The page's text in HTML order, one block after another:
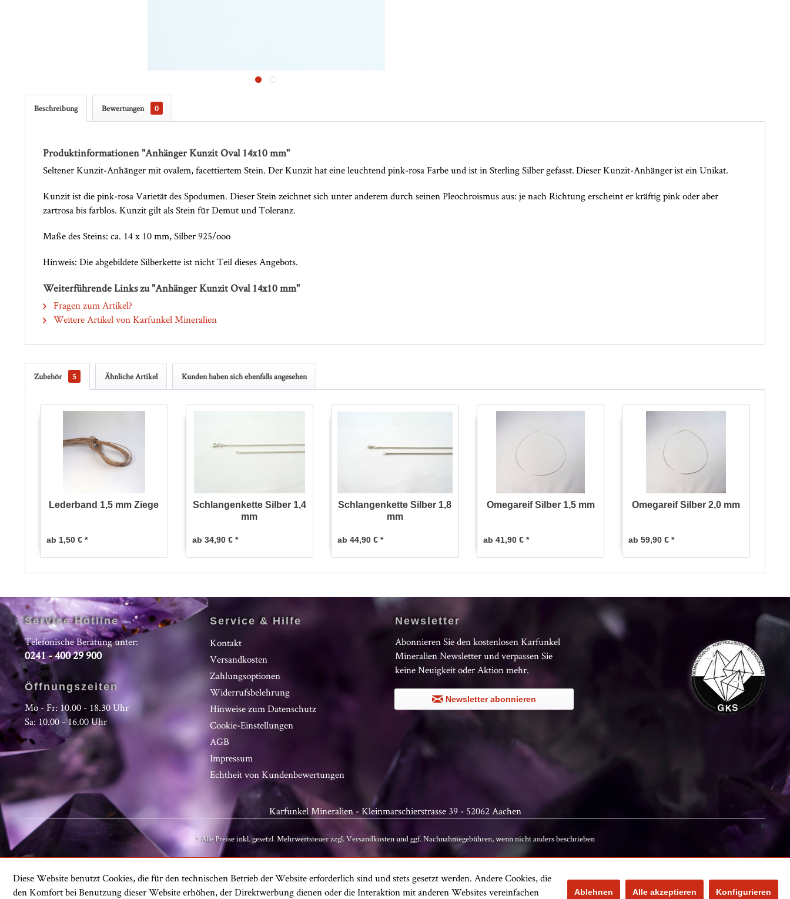
Beschreibung Bewertungen 0
Produktinformationen "Anhänger Kunzit Oval 14x10 mm"
Seltener Kunzit-Anhänger mit ovalem, facettiertem Stein. Der Kunzit hat eine leuchtend pink-rosa Farbe und ist in Sterling Silber gefasst. Dieser Kunzit-Anhänger ist ein Unikat.
Kunzit ist die pink-rosa Varietät des Spodumen. Dieser Stein zeichnet sich unter anderem durch seinen Pleochroismus aus: je nach Richtung erscheint er kräftig pink oder aber
zartrosa bis farblos. Kunzit gilt als Stein für Demut und Toleranz.
Maße des Steins: ca. 14 x 10 mm, Silber 925/ooo
Hinweis: Die abgebildete Silberkette ist nicht Teil dieses Angebots.
Weiterführende Links zu "Anhänger Kunzit Oval 14x10 mm"
Fragen zum Artikel?
Weitere Artikel von Karfunkel Mineralien
Zubehör 5 Ähnliche Artikel Kunden haben sich ebenfalls angesehen
Lederband 1,5 mm Ziege
ab 1,50 € *
Schlangenkette Silber 1,4
mm
ab 34,90 € *
Schlangenkette Silber 1,8
mm
ab 44,90 € *
Omegareif Silber 1,5 mm
ab 41,90 € *
Omegareif Silber 2,0 mm
ab 59,90 € *
Service Hotline
Telefonische Beratung unter:
0241 - 400 29 900
Öffnungszeiten
Mo - Fr: 10.00 - 18.30 Uhr
Sa: 10.00 - 16.00 Uhr
Service & Hilfe
Kontakt
Versandkosten
Zahlungsoptionen
Widerrufsbelehrung
Hinweise zum Datenschutz
Cookie-Einstellungen
AGB
Impressum
Echtheit von Kundenbewertungen
Newsletter
Abonnieren Sie den kostenlosen Karfunkel
Mineralien Newsletter und verpassen Sie
keine Neuigkeit oder Aktion mehr.
Newsletter abonnieren
Karfunkel Mineralien - Kleinmarschierstrasse 39 - 52062 Aachen
* Alle Preise inkl. gesetzl. Mehrwertsteuer zzgl. Versandkostenund ggf. Nachnahmegebühren, wenn nicht anders beschrieben
Diese Website benutzt Cookies, die für den technischen Betrieb der Website erforderlich sind und stets gesetzt werden. Andere Cookies, die
den Komfort bei Benutzung dieser Website erhöhen, der Direktwerbung dienen oder die Interaktion mit anderen Websites vereinfachen
Ablehnen Alle akzeptieren Konfigurieren
Kundenbewertungen